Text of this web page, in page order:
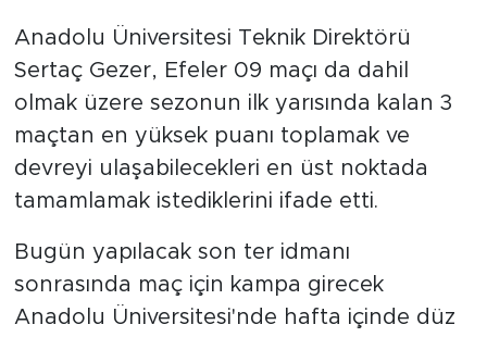
Anadolu Üniversitesi Teknik Direktörü
Sertaç Gezer, Efeler 09 maçı da dahil
olmak üzere sezonun ilk yarısında kalan 3
maçtan en yüksek puanı toplamak ve
devreyi ulaşabilecekleri en üst noktada
tamamlamak istediklerini ifade etti.
Bugün yapılacak son ter idmanı
sonrasında maç için kampa girecek
Anadolu Üniversitesi'nde hafta içinde düz